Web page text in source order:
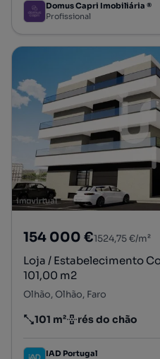
Domus Capri Imobiliária ®
Profissional
154 000 €1524,75 €/m²
Loja / Estabelecimento
101,00 m2
Olhão, Olhão, Faro
Preço por metro quadrado
101 m²
Andar rés do chão
IAD Portugal